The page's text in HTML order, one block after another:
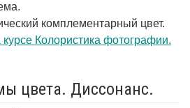
комплементарный цвет.
курсе Колористика фотографии.
цвета. Диссонанс.